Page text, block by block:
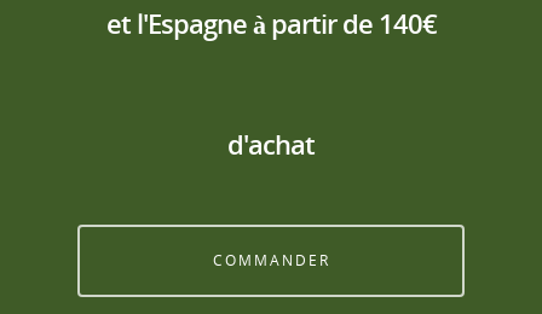
et l'Espagne à partir de 140€
d'achat
COMMANDER